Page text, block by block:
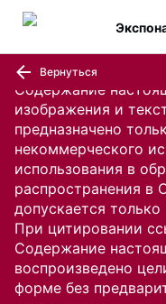
Содержание
изображения и
предназначено
некоммерческого
использования в
распространения в
допускается
При цитировании
Содержание
воспроизведено
форме без
Вернуться